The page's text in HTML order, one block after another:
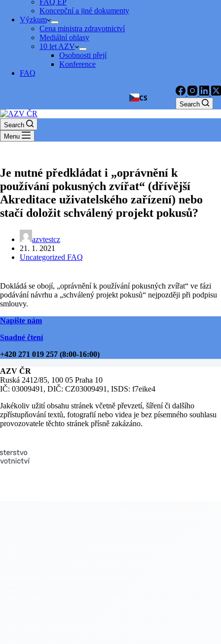
FAQ EP
Koncepční a jiné dokumenty
Výzkum
Cena ministra zdravotnictví
Mediální ohlasy
10 let AZV
Osobnosti přejí
Konference
FAQ
Search
CS
Search
Menu
Je nutné předkládat i „oprávnění k
používání pokusných zvířat“ (dřívější
Akreditace uživatelského zařízení) nebo
stačí doložit schválený projekt pokusů?
azvtestcz
21. 1. 2021
Uncategorized FAQ
Dokládá se obojí, „oprávnění k používání pokusných zvířat“ ve fázi
podávání návrhu a „schválený projekt pokusů“ nejpozději při podpisu
smlouvy.
Napište nám
Snadné čtení
+420 271 019 257 (8:00-16:00)
AZV ČR
Ruská 2412/85, 100 05 Praha 10
IČ: 03009491, DIČ: CZ03009491, ISDS: f7eike4
Jakékoliv užití obsahu stránek včetně převzetí, šíření či dalšího
zpřístupňování textů, fotografií nebo videa je bez písemného souhlasu
provozovatele těchto stránek přísně zakázáno.